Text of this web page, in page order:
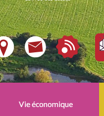
Vie économique